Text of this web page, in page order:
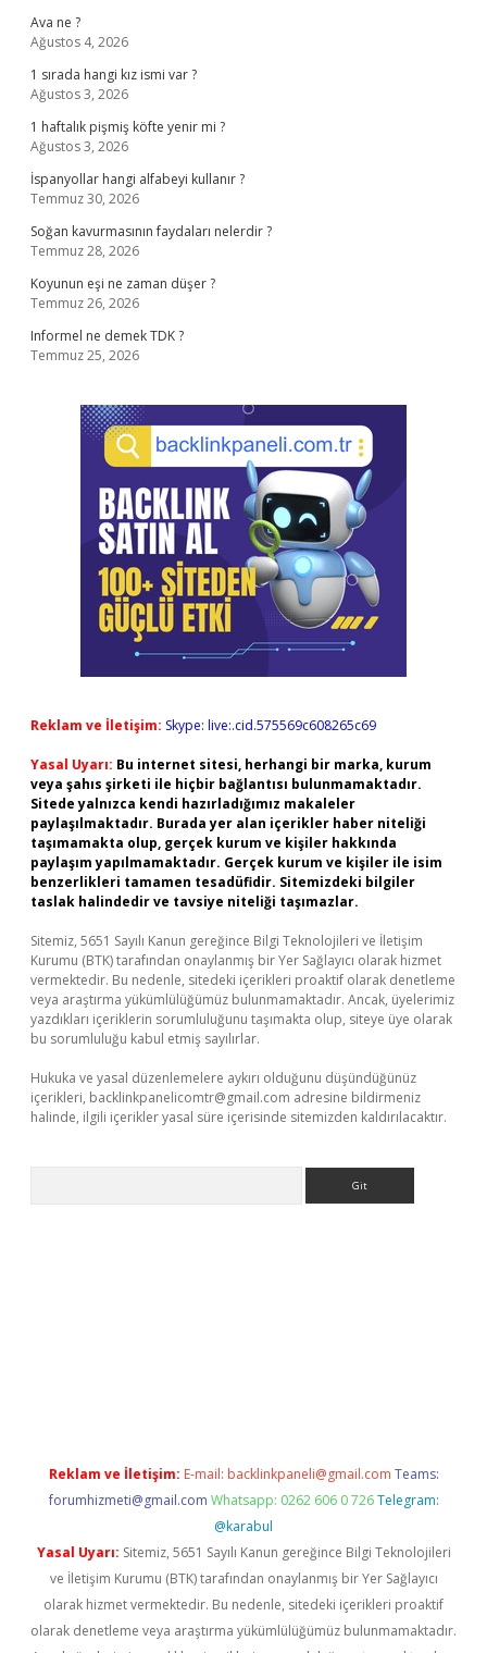
Ava ne ?
Ağustos 4, 2026
1 sırada hangi kız ismi var ?
Ağustos 3, 2026
1 haftalık pişmiş köfte yenir mi ?
Ağustos 3, 2026
İspanyollar hangi alfabeyi kullanır ?
Temmuz 30, 2026
Soğan kavurmasının faydaları nelerdir ?
Temmuz 28, 2026
Koyunun eşi ne zaman düşer ?
Temmuz 26, 2026
Informel ne demek TDK ?
Temmuz 25, 2026
Reklam ve İletişim: Skype: live:.cid.575569c608265c69
Yasal Uyarı: Bu internet sitesi, herhangi bir marka, kurum
veya şahıs şirketi ile hiçbir bağlantısı bulunmamaktadır.
Sitede yalnızca kendi hazırladığımız makaleler
paylaşılmaktadır. Burada yer alan içerikler haber niteliği
taşımamakta olup, gerçek kurum ve kişiler hakkında
paylaşım yapılmamaktadır. Gerçek kurum ve kişiler ile isim
benzerlikleri tamamen tesadüfidir. Sitemizdeki bilgiler
taslak halindedir ve tavsiye niteliği taşımazlar.
Sitemiz, 5651 Sayılı Kanun gereğince Bilgi Teknolojileri ve İletişim
Kurumu (BTK) tarafından onaylanmış bir Yer Sağlayıcı olarak hizmet
vermektedir. Bu nedenle, sitedeki içerikleri proaktif olarak denetleme
veya araştırma yükümlülüğümüz bulunmamaktadır. Ancak, üyelerimiz
yazdıkları içeriklerin sorumluluğunu taşımakta olup, siteye üye olarak
bu sorumluluğu kabul etmiş sayılırlar.
Hukuka ve yasal düzenlemelere aykırı olduğunu düşündüğünüz
içerikleri, backlinkpanelicomtr@gmail.com adresine bildirmeniz
halinde, ilgili içerikler yasal süre içerisinde sitemizden kaldırılacaktır.
Reklam ve İletişim: E-mail: backlinkpaneli@gmail.com Teams:
forumhizmeti@gmail.com Whatsapp: 0262 606 0 726 Telegram:
@karabul
Yasal Uyarı: Sitemiz, 5651 Sayılı Kanun gereğince Bilgi Teknolojileri
ve İletişim Kurumu (BTK) tarafından onaylanmış bir Yer Sağlayıcı
olarak hizmet vermektedir. Bu nedenle, sitedeki içerikleri proaktif
olarak denetleme veya araştırma yükümlülüğümüz bulunmamaktadır.